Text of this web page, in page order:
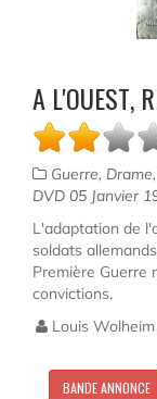
A L'OUEST,
Guerre,
DVD 05 Janvier
L'adaptation de
soldats
Première Guerre
convictions.
Louis Wolheim
BANDE ANNONCE